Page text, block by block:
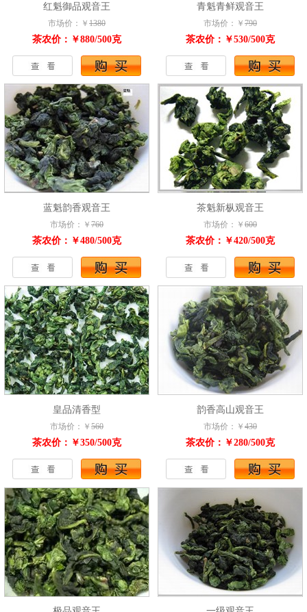
红魁御品观音王
市场价：￥ 1380
茶农价：￥880/500克
青魁青鲜观音王
市场价：￥ 790
茶农价：￥530/500克
蓝魁韵香观音王
市场价：￥ 760
茶农价：￥480/500克
茶魁新枞观音王
市场价：￥ 600
茶农价：￥420/500克
皇品清香型
市场价：￥ 560
茶农价：￥350/500克
韵香高山观音王
市场价：￥ 430
茶农价：￥280/500克